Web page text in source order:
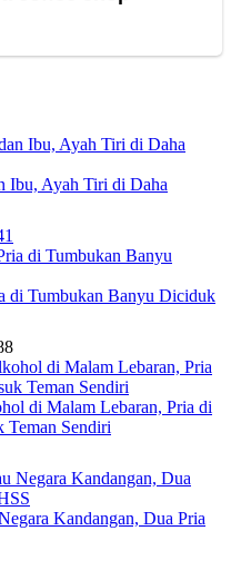
Ibu, Ayah Tiri di Daha
di Tumbukan Banyu Diciduk
di Malam Lebaran, Pria di
Teman Sendiri
Kandangan, Dua Pria